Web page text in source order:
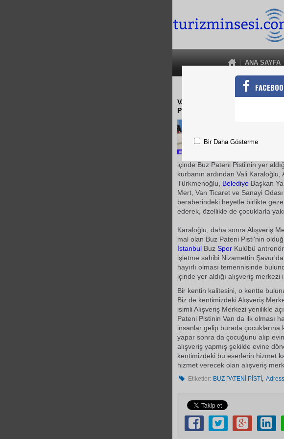
ANA SAYFA
Vali Münir Karaloğlu, Van da ilk
Pisti'nin açılışına katıldı
içinde Buz Pateni Pisti'nin yer
kurbanın ardından Vali
Türkmenoğlu, Belediye Başkan
Mert, Van Ticaret ve Sanayi
beraberindeki heyetle birlikte
ederek, özellikle de çocuklarla
Karaloğlu, daha sonra Alışveriş
mal olan Buz Pateni Pisti'nin
İstanbul Buz Spor Kulübü
işletme sahibi Nizamettin
hayırlı olması temennisinde
içinde yer aldığı alışveriş
Bir kentin kalitesini, o kentte
Biz de kentimizdeki Alışveriş
isimli Alışveriş Merkezi yenilikle
Pateni Pistinin Van da ilk olması
insanlar gelip burada çocuklarına
yapar sonra da çocuğunu alıp
alışveriş yapmış şekilde evine
kentimizdeki bu eserlerin hizmet
hizmet verecek olan alışveriş
Etiketler: BUZ PATENİ PİSTİ ,
Bir Daha Gösterme